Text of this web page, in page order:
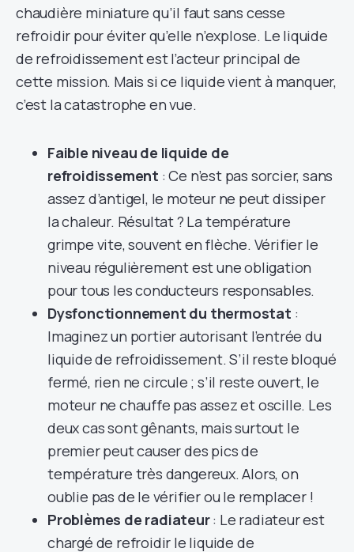
chaudière miniature qu’il faut sans cesse
refroidir pour éviter qu’elle n’explose. Le liquide
de refroidissement est l’acteur principal de
cette mission. Mais si ce liquide vient à manquer,
c’est la catastrophe en vue.
Faible niveau de liquide de
refroidissement : Ce n’est pas sorcier, sans
assez d’antigel, le moteur ne peut dissiper
la chaleur. Résultat ? La température
grimpe vite, souvent en flèche. Vérifier le
niveau régulièrement est une obligation
pour tous les conducteurs responsables.
Dysfonctionnement du thermostat :
Imaginez un portier autorisant l’entrée du
liquide de refroidissement. S’il reste bloqué
fermé, rien ne circule ; s’il reste ouvert, le
moteur ne chauffe pas assez et oscille. Les
deux cas sont gênants, mais surtout le
premier peut causer des pics de
température très dangereux. Alors, on
oublie pas de le vérifier ou le remplacer !
Problèmes de radiateur: Le radiateur est
chargé de refroidir le liquide de